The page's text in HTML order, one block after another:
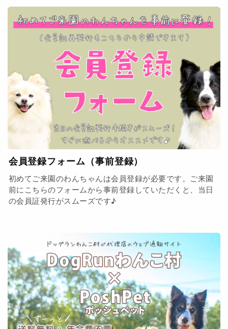
会員登録フォーム（事前登録）
初めてご来園のわんちゃんは会員登録が必要です。ご来園
前にこちらのフォームから事前登録していただくと、当日
の会員証発行がスムーズです♪